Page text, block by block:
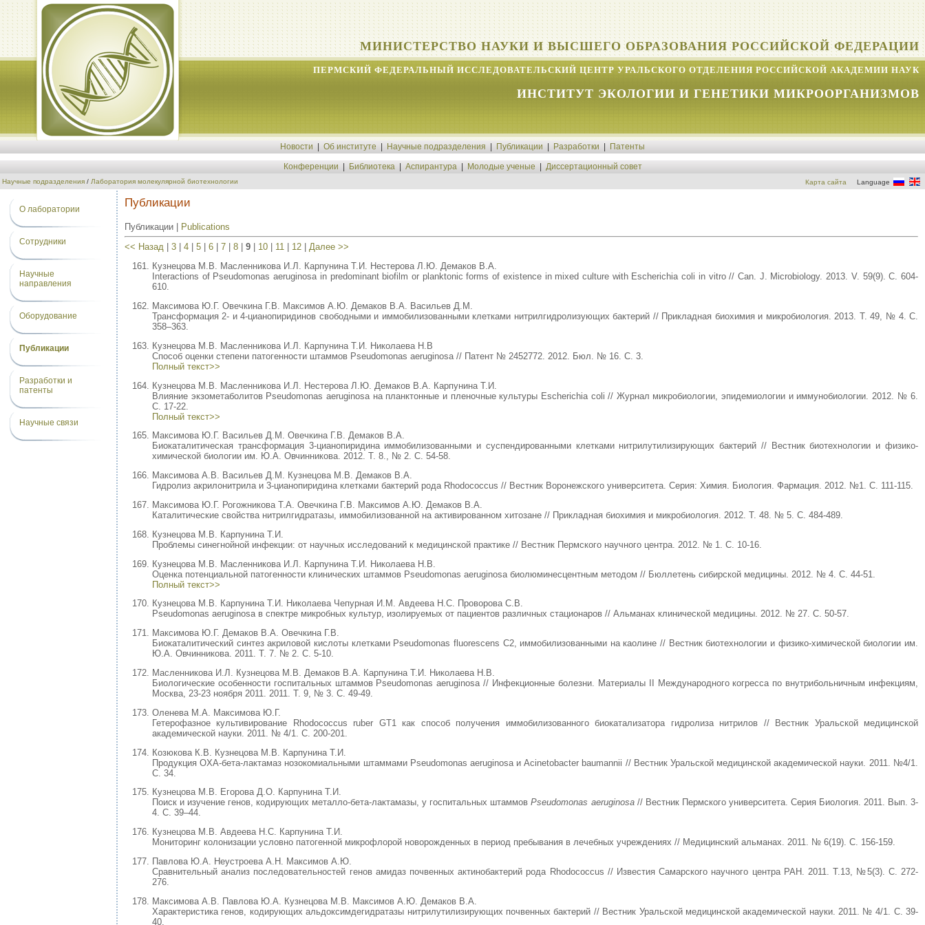
МИНИСТЕРСТВО НАУКИ И ВЫСШЕГО ОБРАЗОВАНИЯ РОССИЙСКОЙ ФЕДЕРАЦИИ
ПЕРМСКИЙ ФЕДЕРАЛЬНЫЙ ИССЛЕДОВАТЕЛЬСКИЙ ЦЕНТР УРАЛЬСКОГО ОТДЕЛЕНИЯ РОССИЙСКОЙ АКАДЕМИИ НАУК
ИНСТИТУТ ЭКОЛОГИИ И ГЕНЕТИКИ МИКРООРГАНИЗМОВ
Новости Об институте Научные подразделения Публикации Разработки Патенты
Конференции Библиотека Аспирантура Молодые ученые Диссертационный совет
Научные подразделения / Лаборатория молекулярной биотехнологии Карта сайта Language
О лаборатории
Сотрудники
Научные
направления
Оборудование
Публикации
Разработки и
патенты
Научные связи
Публикации
Публикации | Publications
<< Назад
3 4 5 6 7 8 9 10 11 12
Далее >>
Кузнецова М.В. Масленникова И.Л. Карпунина Т.И. Нестерова Л.Ю. Демаков В.А.
Interactions of Pseudomonas aeruginosa in predominant biofilm or planktonic forms of existence in mixed culture with Escherichia coli in vitro // Can. J. Microbiology. 2013. V. 59(9). С. 604-
610.
Максимова Ю.Г. Овечкина Г.В. Максимов А.Ю. Демаков В.А. Васильев Д.М.
Трансформация 2- и 4-цианопиридинов свободными и иммобилизованными клетками нитрилгидролизующих бактерий // Прикладная биохимия и микробиология. 2013. Т. 49, № 4. С.
358–363.
Кузнецова М.В. Масленникова И.Л. Карпунина Т.И. Николаева Н.В
Способ оценки степени патогенности штаммов Pseudomonas aeruginosa // Патент № 2452772. 2012. Бюл. № 16. С. 3.
Полный текст>>
Кузнецова М.В. Масленникова И.Л. Нестерова Л.Ю. Демаков В.А. Карпунина Т.И.
Влияние экзометаболитов Pseudomonas aeruginosa на планктонные и пленочные культуры Escherichia coli // Журнал микробиологии, эпидемиологии и иммунобиологии. 2012. № 6.
С. 17-22.
Полный текст>>
Максимова Ю.Г. Васильев Д.М. Овечкина Г.В. Демаков В.А.
Биокаталитическая трансформация 3-цианопиридина иммобилизованными и суспендированными клетками нитрилутилизирующих бактерий // Вестник биотехнологии и физико-
химической биологии им. Ю.А. Овчинникова. 2012. Т. 8., № 2. С. 54-58.
Максимова А.В. Васильев Д.М. Кузнецова М.В. Демаков В.А.
Гидролиз акрилонитрила и 3-цианопиридина клетками бактерий рода Rhodococcus // Вестник Воронежского университета. Серия: Химия. Биология. Фармация. 2012. №1. С. 111-115.
Максимова Ю.Г. Рогожникова Т.А. Овечкина Г.В. Максимов А.Ю. Демаков В.А.
Каталитические свойства нитрилгидратазы, иммобилизованной на активированном хитозане // Прикладная биохимия и микробиология. 2012. Т. 48. № 5. С. 484-489.
Кузнецова М.В. Карпунина Т.И.
Проблемы синегнойной инфекции: от научных исследований к медицинской практике // Вестник Пермского научного центра. 2012. № 1. С. 10-16.
Кузнецова М.В. Масленникова И.Л. Карпунина Т.И. Николаева Н.В.
Оценка потенциальной патогенности клинических штаммов Pseudomonas aeruginosa биолюминесцентным методом // Бюллетень сибирской медицины. 2012. № 4. С. 44-51.
Полный текст>>
Кузнецова М.В. Карпунина Т.И. Николаева Чепурная И.М. Авдеева Н.С. Проворова С.В.
Pseudomonas aeruginosa в спектре микробных культур, изолируемых от пациентов различных стационаров // Альманах клинической медицины. 2012. № 27. С. 50-57.
Максимова Ю.Г. Демаков В.А. Овечкина Г.В.
Биокаталитический синтез акриловой кислоты клетками Pseudomonas fluorescens C2, иммобилизованными на каолине // Вестник биотехнологии и физико-химической биологии им.
Ю.А. Овчинникова. 2011. Т. 7. № 2. С. 5-10.
Масленникова И.Л. Кузнецова М.В. Демаков В.А. Карпунина Т.И. Николаева Н.В.
Биологические особенности госпитальных штаммов Pseudomonas aeruginosa // Инфекционные болезни. Материалы II Международного когресса по внутрибольничным инфекциям,
Москва, 23-23 ноября 2011. 2011. Т. 9, № 3. С. 49-49.
Оленева М.А. Максимова Ю.Г.
Гетерофазное культивирование Rhodococcus ruber GT1 как способ получения иммобилизованного биокатализатора гидролиза нитрилов // Вестник Уральской медицинской
академической науки. 2011. № 4/1. С. 200-201.
Козюкова К.В. Кузнецова М.В. Карпунина Т.И.
Продукция OXA-бета-лактамаз нозокомиальными штаммами Pseudomonas aeruginosa и Acinetobacter baumannii // Вестник Уральской медицинской академической науки. 2011. №4/1.
С. 34.
Кузнецова М.В. Егорова Д.О. Карпунина Т.И.
Поиск и изучение генов, кодирующих металло-бета-лактамазы, у госпитальных штаммовPseudomonas aeruginosa// Вестник Пермского университета. Серия Биология. 2011. Вып. 3-
4. С. 39–44.
Кузнецова М.В. Авдеева Н.С. Карпунина Т.И.
Мониторинг колонизации условно патогенной микрофлорой новорожденных в период пребывания в лечебных учреждениях // Медицинский альманах. 2011. № 6(19). С. 156-159.
Павлова Ю.А. Неустроева А.Н. Максимов А.Ю.
Сравнительный анализ последовательностей генов амидаз почвенных актинобактерий рода Rhodococcus // Известия Самарского научного центра РАН. 2011. Т.13, №5(3). С. 272-
276.
Максимова А.В. Павлова Ю.А. Кузнецова М.В. Максимов А.Ю. Демаков В.А.
Характеристика генов, кодирующих альдоксимдегидратазы нитрилутилизирующих почвенных бактерий // Вестник Уральской медицинской академической науки. 2011. № 4/1. С. 39-
40.